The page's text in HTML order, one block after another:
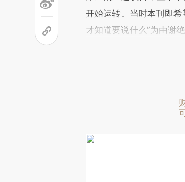
开始运转。当时本刊即
才知道要说什么”为由谢绝